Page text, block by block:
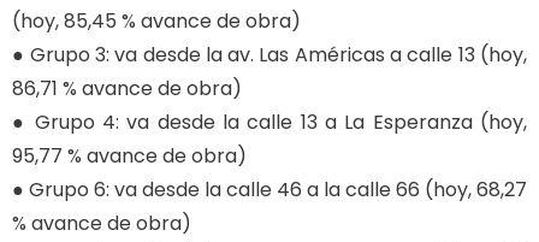
(hoy, 85,45 % avance de obra)
● Grupo 3: va desde la av. Las Américas a calle 13 (hoy,
86,71 % avance de obra)
● Grupo 4: va desde la calle 13 a La Esperanza (hoy,
95,77 % avance de obra)
● Grupo 6: va desde la calle 46 a la calle 66 (hoy, 68,27
% avance de obra)